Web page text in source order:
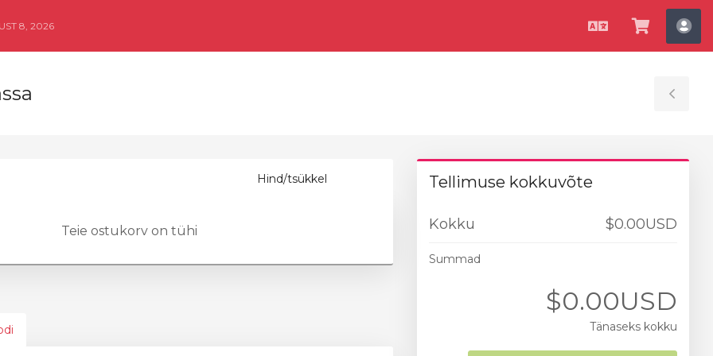
8, 2026
EstonianVaata
Hind/tsükkel
Teie ostukorv on tühi
Tellimuse kokkuvõte
Kokku $0.00USD
Summad
$0.00USD
Tänaseks kokku